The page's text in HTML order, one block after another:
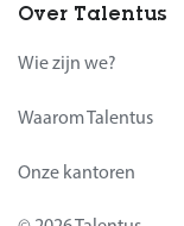
Over Talentus
Wie zijn we?
Waarom Talentus
Onze kantoren